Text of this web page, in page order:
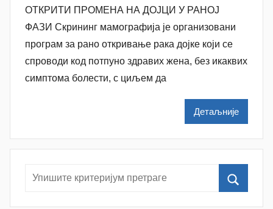
о
р
N
a
Š
u
ОТКРИТИ ПРОМЕНА НА ДОЈЦИ У РАНОЈ
ФАЗИ Скрининг мамографија је организовани
програм за рано откривање рака дојке који се
спроводи код потпуно здравих жена, без икаквих
симптома болести, с циљем да
Детаљније